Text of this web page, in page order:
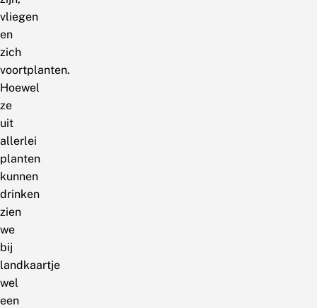
vliegen
en
zich
voortplanten.
Hoewel
ze
uit
allerlei
planten
kunnen
drinken
zien
we
bij
landkaartje
wel
een